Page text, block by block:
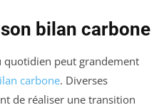
bilan carbone
quotidien peut grandement
carbone. Diverses
de réaliser une transition